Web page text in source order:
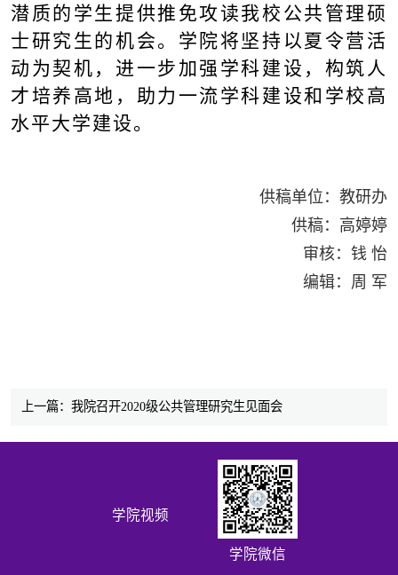
潜质的学生提供推免攻读我校公共管理硕
士研究生的机会。学院将坚持以夏令营活
动为契机，进一步加强学科建设，构筑人
才培养高地，助力一流学科建设和学校高
水平大学建设。
供稿单位：教研办
供稿：高婷婷
审核：钱 怡
编辑：周 军
上一篇：我院召开2020级公共管理研究生见面会
学院视频
学院微信